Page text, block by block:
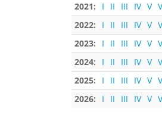
2021:
I II III IV V
2022:
I II III IV V
2023:
I II III IV V
2024:
I II III IV V
2025:
I II III IV V
2026:
I II III IV V